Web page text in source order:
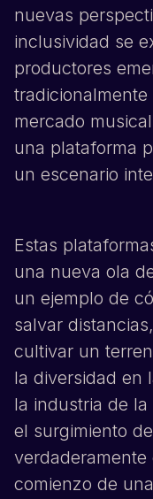
nuevas
inclusividad se
productores
mercado
una plataforma
un escenario
Estas
una nueva ola
un ejemplo de
salvar
cultivar un
la diversidad en
la industria de
el surgimiento
comienzo de